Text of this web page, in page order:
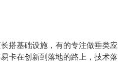
搭基础设施，有的专注做垂类应
卡在创新到落地的路上，技术落